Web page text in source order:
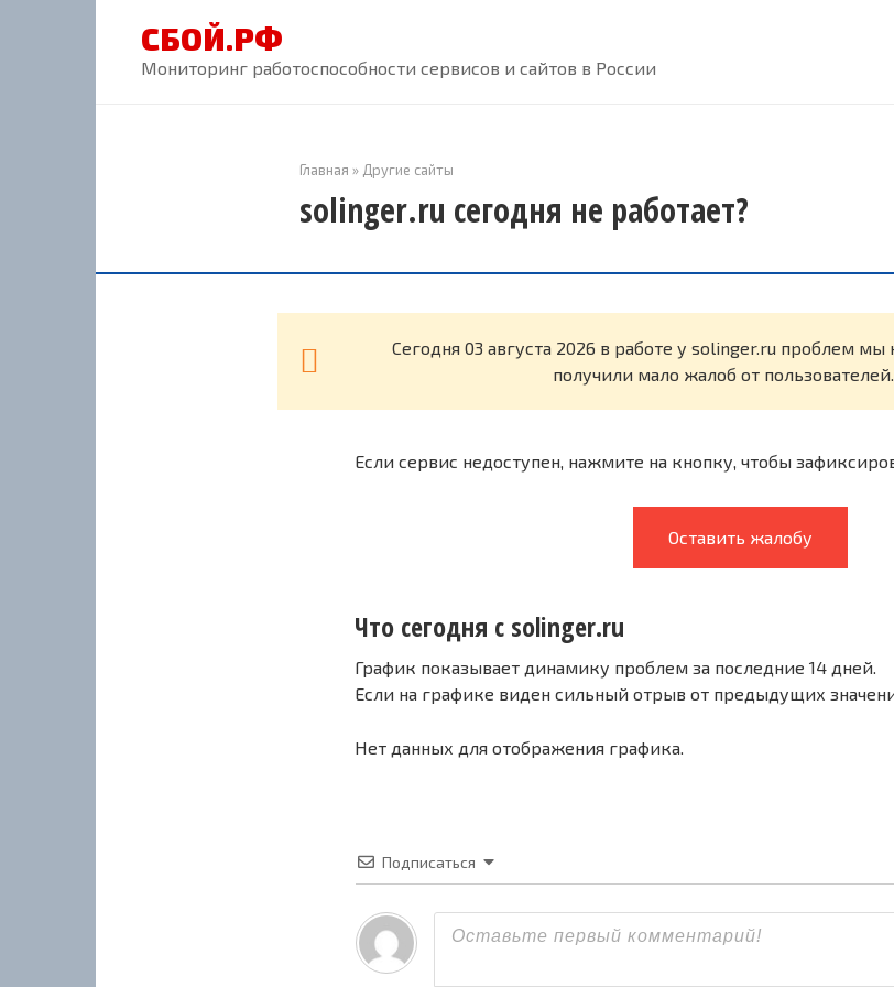
СБОЙ.РФ
Мониторинг работоспособности сервисов и сайтов в России
Главная » Другие сайты
solinger.ru сегодня не работает?
Cегодня 03 августа 2026 в работе у solinger.ru проблем
получили мало жалоб от пользователей.
Если сервис недоступен, нажмите на кнопку, чтобы
Оставить жалобу
Что сегодня с solinger.ru
График показывает динамику проблем за последние 14 дней.
Если на графике виден сильный отрыв от предыдущих
Нет данных для отображения графика.
Подписаться